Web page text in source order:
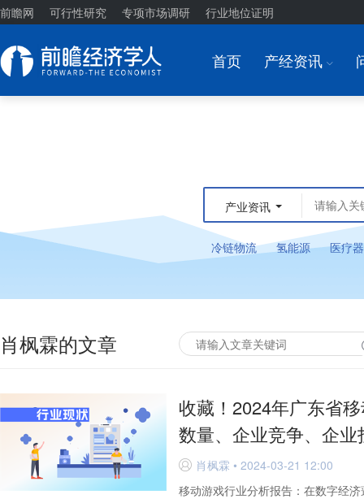
前瞻网 可行性研究 专项市场调研 行业地位证明
首页 产经资讯 I
产业资讯
冷链物流 氢能源 医疗
肖枫霖的文章
收藏！2024年广东省
数量、企业竞争、企业
D 肖枫霖 • 2024-03-21 12:00
移动游戏行业分析报告：在数字经